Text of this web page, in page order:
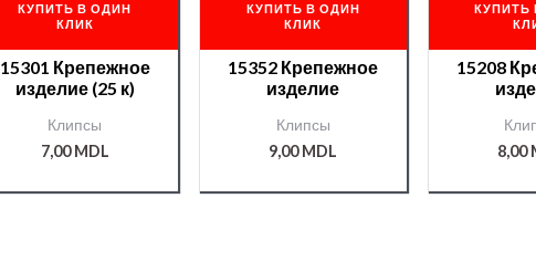
КУПИТЬ В ОДИН
КЛИК
15301 Крепежное
изделие (25 к)
Клипсы
7,00MDL
КУПИТЬ В ОДИН
КЛИК
15352 Крепежное
изделие
Клипсы
9,00MDL
КУПИТЬ
15208
8,00